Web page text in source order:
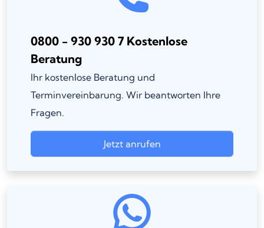
0800 - 930 930 7 Kostenlose
Beratung
Ihr kostenlose Beratung und
Terminvereinbarung. Wir beantworten Ihre
Fragen.
Jetzt anrufen